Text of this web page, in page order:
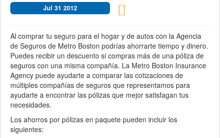
Jul 31 2012
Al comprar tu seguro para el hogar y de autos con la Agencia
de Seguros de Metro Boston podrías ahorrarte tiempo y dinero.
Puedes recibir un descuento si compras más de una póliza de
seguros con una misma compañía. La Metro Boston Insurance
Agency puede ayudarte a comparar las cotizaciones de
múltiples compañías de seguros que representamos para
ayudarte a encontrar las pólizas que mejor satisfagan tus
necesidades.
Los ahorros por pólizas en paquete pueden incluir los
siguientes: